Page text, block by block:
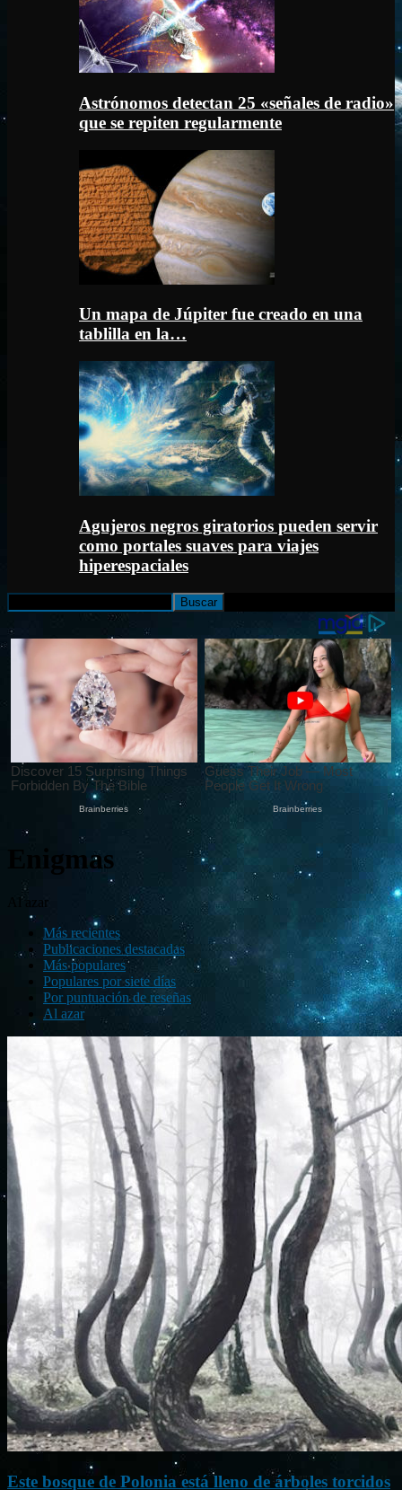
Astrónomos detectan 25 «señales de radio»
que se repiten regularmente
Un mapa de Júpiter fue creado en una
tablilla en la…
Agujeros negros giratorios pueden servir
como portales suaves para viajes
hiperespaciales
Enigmas
Al azar
Más recientes
Publicaciones destacadas
Más populares
Populares por siete días
Por puntuación de reseñas
Al azar
Este bosque de Polonia está lleno de árboles torcidos